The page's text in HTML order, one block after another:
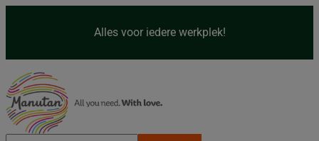
inhoud
Alles voor iedere werkplek!